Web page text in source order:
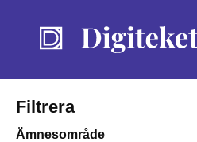
Filtrera
Ämnesområde